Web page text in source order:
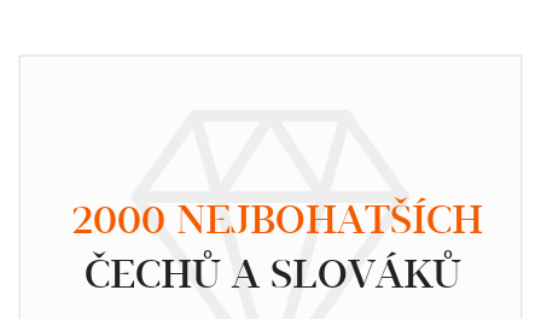
2000 NEJBOHATŠÍCH
ČECHŮ A SLOVÁKŮ